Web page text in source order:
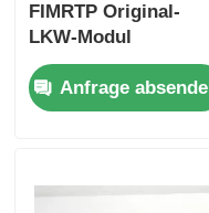
Omron SPS-Teile
Allen Bradley PLC-
Siemens PLC-Teile
FIMRTP Original-
LKW-Modul
Anfrage